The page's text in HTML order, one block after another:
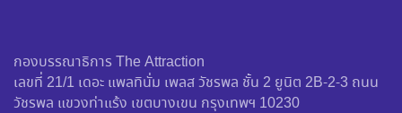
กองบรรณาธิการ The Attraction
เลขที่ 21/1 เดอะ แพลทินั่ม เพลส วัชรพล ชั้น 2 ยูนิต 2B-2-3 ถนน
วัชรพล แขวงท่าแร้ง เขตบางเขน กรุงเทพฯ 10230